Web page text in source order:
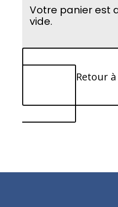
Votre panier est
vide.
Retour